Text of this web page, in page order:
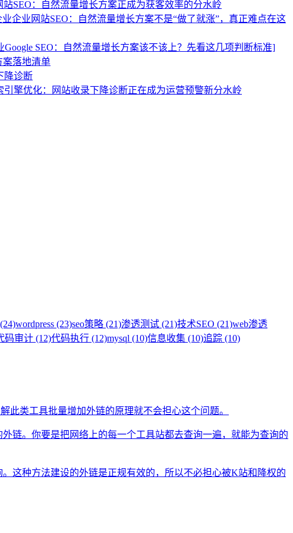
站SEO：自然流量增长方案正成为获客效率的分水岭
业企业网站SEO：自然流量增长方案不是“做了就涨”，真正难点在这
Google SEO：自然流量增长方案该不该上？先看这几项判断标准]
案落地清单
降诊断
引擎优化：网站收录下降诊断正在成为运营预警新分水岭
wordpress (23)seo策略 (21)渗透测试 (21)技术SEO (21)web渗透
码审计 (12)代码执行 (12)mysql (10)信息收集 (10)追踪 (10)
类工具批量增加外链的原理就不会担心这个问题。
链。你要是把网络上的每一个工具站都去查询一遍，就能为查询的
这种方法建设的外链是正规有效的，所以不必担心被K站和降权的